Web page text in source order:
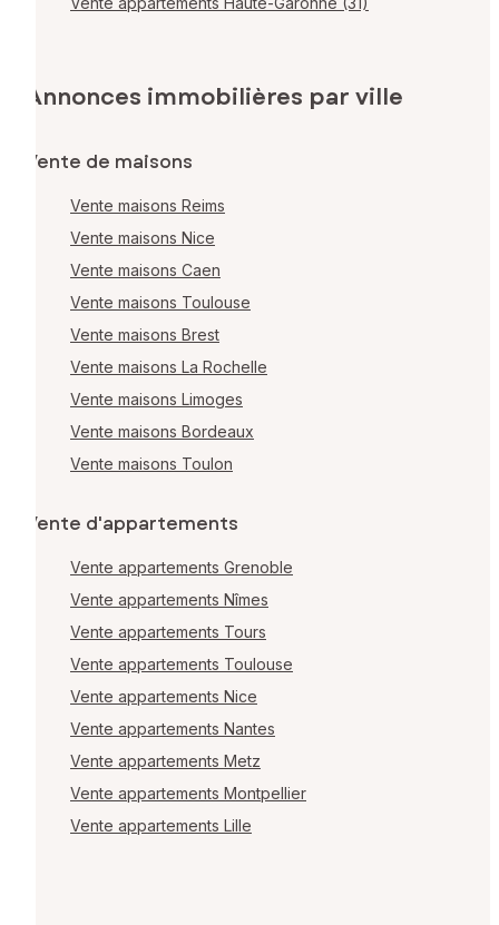
Annonces immobilières par ville
Vente de maisons
Vente maisons Reims
Vente maisons Nice
Vente maisons Caen
Vente maisons Toulouse
Vente maisons Brest
Vente maisons La Rochelle
Vente maisons Limoges
Vente maisons Bordeaux
Vente maisons Toulon
Vente d'appartements
Vente appartements Grenoble
Vente appartements Nîmes
Vente appartements Tours
Vente appartements Toulouse
Vente appartements Nice
Vente appartements Nantes
Vente appartements Metz
Vente appartements Montpellier
Vente appartements Lille